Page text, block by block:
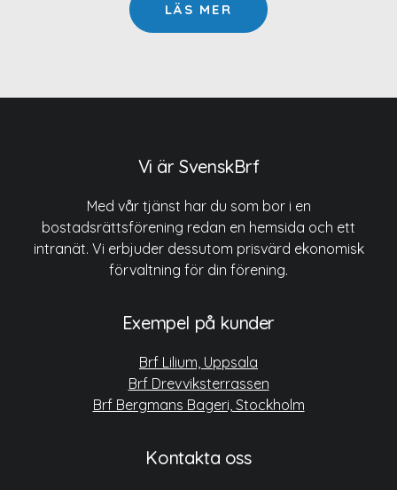
LÄS MER
Vi är SvenskBrf
Med vår tjänst har du som bor i en
bostadsrättsförening redan en hemsida och ett
intranät. Vi erbjuder dessutom prisvärd ekonomisk
förvaltning för din förening.
Exempel på kunder
Brf Lilium, Uppsala
Brf Drevviksterrassen
Brf Bergmans Bageri, Stockholm
Kontakta oss